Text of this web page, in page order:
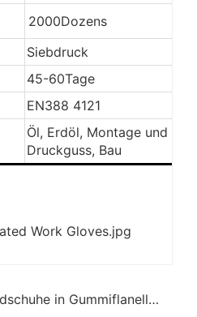
2000Dozens
Siebdruck
45-60Tage
EN388 4121
Öl, Erdöl, Montage und
Druckguss, Bau
Der letzte : Rote Handschuhe in Gummiflanellette getaucht 27cm